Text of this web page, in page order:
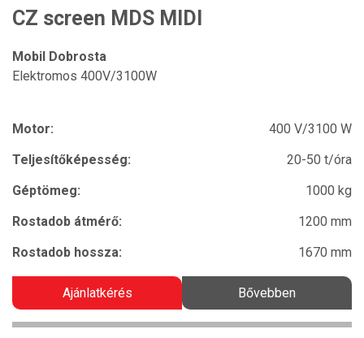
CZ screen MDS MIDI
Mobil Dobrosta
Elektromos 400V/3100W
Motor:
400 V/3100 W
Teljesítőképesség:
20-50 t/óra
Géptömeg:
1000 kg
Rostadob átmérő:
1200 mm
Rostadob hossza:
1670 mm
Ajánlatkérés Bővebben